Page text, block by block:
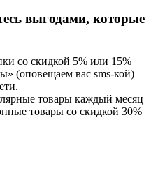
выгодами, которые
со скидкой 5% или 15%
(оповещаем вас sms-кой)
товары каждый месяц
товары со скидкой 30%